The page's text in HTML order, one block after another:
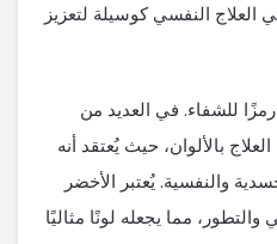
العلاج النفسي كوسيلة لتعزيز
للشفاء. في العديد من
بالألوان، حيث يُعتقد أنه
والنفسية. يُعتبر الأخضر
مما يجعله لونًا مثاليًا